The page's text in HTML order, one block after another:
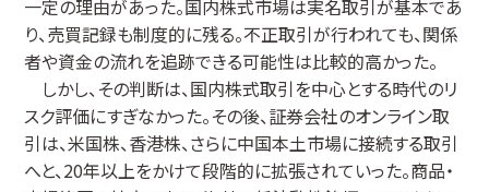
一定の理由があった。国内株式市場は実名取引が基本であ
り、売買記録も制度的に残る。不正取引が行われても、関係
者や資金の流れを追跡できる可能性は比較的高かった。
しかし、その判断は、国内株式取引を中心とする時代のリ
スク評価にすぎなかった。その後、証券会社のオンライン取
引は、米国株、香港株、さらに中国本土市場に接続する取引
へと、20年以上をかけて段階的に拡張されていった。商品・